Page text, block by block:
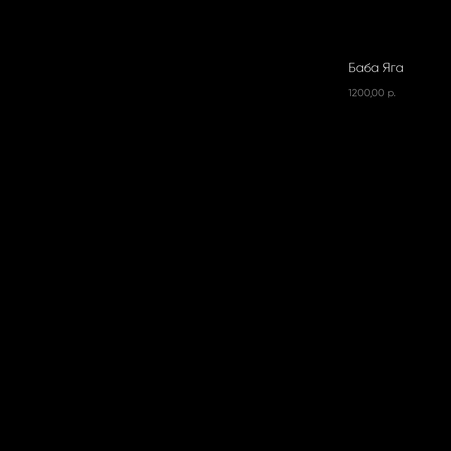
Баба Яга
1200,00 р.